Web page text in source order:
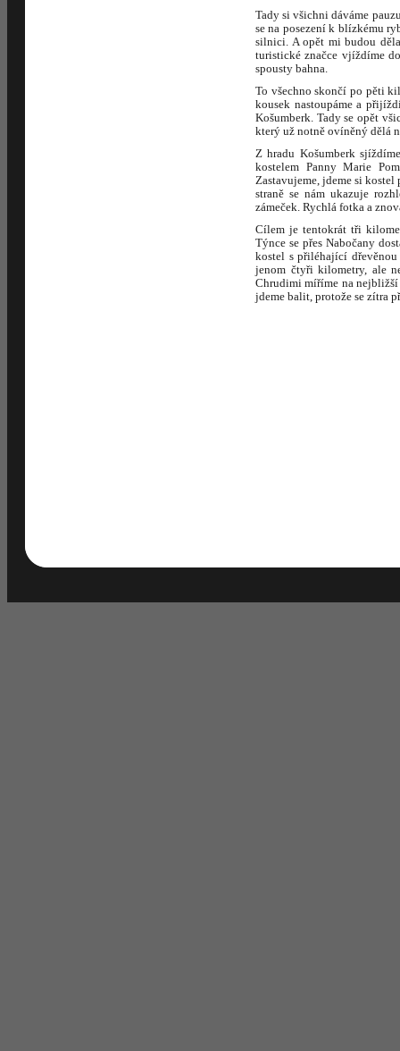
Tady si všichni dáváme
se na posezení k blízkému
silnici. A opět mi budou
turistické značce vjíždíme
spousty bahna.
To všechno skončí po pěti
kousek nastoupáme a
Košumberk. Tady se opět
který už notně ovíněný dělá
Z hradu Košumberk
kostelem Panny Marie
Zastavujeme, jdeme si
straně se nám ukazuje
zámeček. Rychlá fotka a
Cílem je tentokrát tři
Týnce se přes Nabočany
kostel s přiléhající
jenom čtyři kilometry, ale
Chrudimi míříme na nejbližší
jdeme balit, protože se zítra